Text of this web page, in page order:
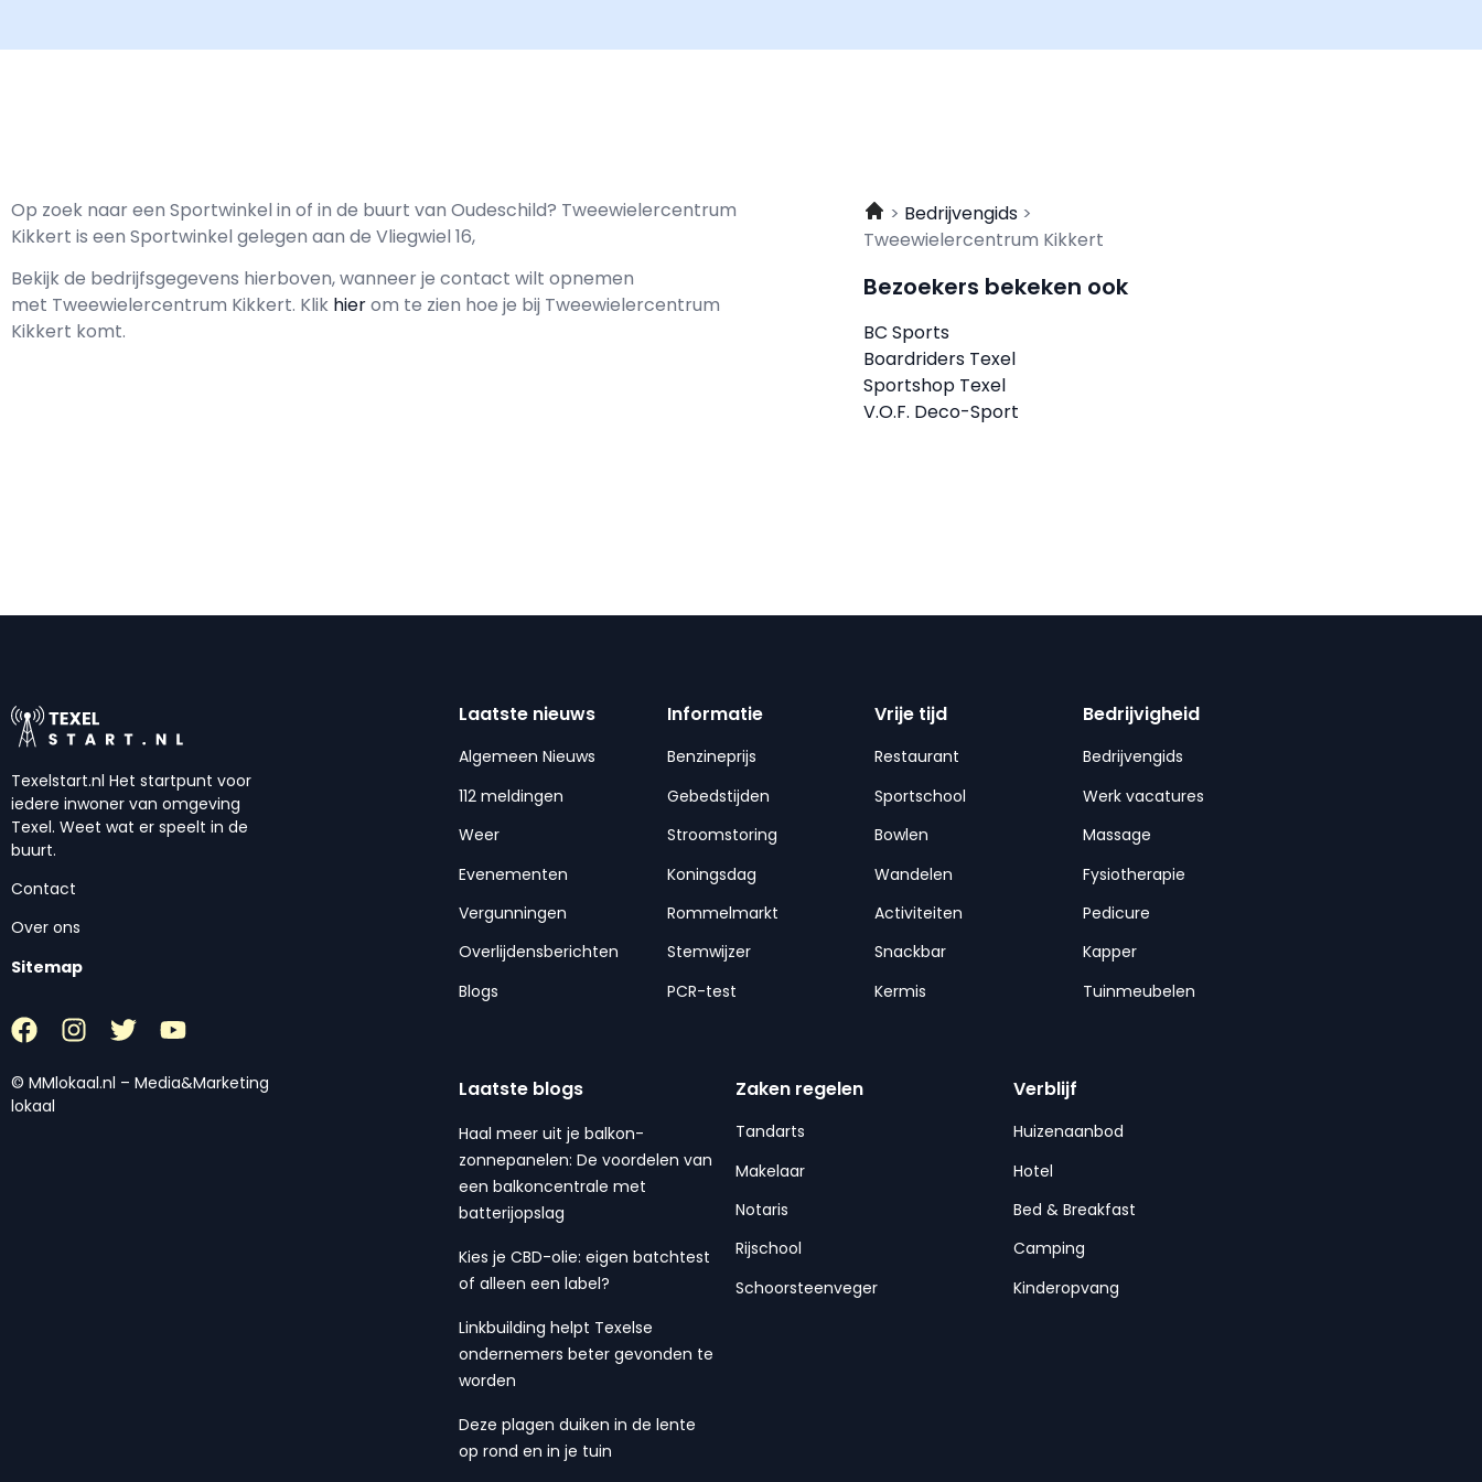
Op zoek naar een Sportwinkel in of in de buurt van Oudeschild? Tweewielercentrum
Kikkert is een Sportwinkel gelegen aan de Vliegwiel 16,
Bekijk de bedrijfsgegevens hierboven, wanneer je contact wilt opnemen
met Tweewielercentrum Kikkert. Klik hierom te zien hoe je bij Tweewielercentrum
Kikkert komt.
Bedrijvengids
Tweewielercentrum Kikkert
Bezoekers bekeken ook
BC Sports
Boardriders Texel
Sportshop Texel
V.O.F. Deco-Sport
Texelstart.nl Het startpunt voor
iedere inwoner van omgeving
Texel. Weet wat er speelt in de
buurt.
Contact
Over ons
Sitemap
© MMlokaal.nl – Media&Marketing
lokaal
Laatste nieuws
Algemeen Nieuws
112 meldingen
Weer
Evenementen
Vergunningen
Overlijdensberichten
Blogs
Informatie
Benzineprijs
Gebedstijden
Stroomstoring
Koningsdag
Rommelmarkt
Stemwijzer
PCR-test
Vrije tijd
Restaurant
Sportschool
Bowlen
Wandelen
Activiteiten
Snackbar
Kermis
Bedrijvigheid
Bedrijvengids
Werk vacatures
Massage
Fysiotherapie
Pedicure
Kapper
Tuinmeubelen
Laatste blogs
Haal meer uit je balkon-
zonnepanelen: De voordelen van
een balkoncentrale met
batterijopslag
Kies je CBD-olie: eigen batchtest
of alleen een label?
Linkbuilding helpt Texelse
ondernemers beter gevonden te
worden
Deze plagen duiken in de lente
op rond en in je tuin
Zaken regelen
Tandarts
Makelaar
Notaris
Rijschool
Schoorsteenveger
Verblijf
Huizenaanbod
Hotel
Bed & Breakfast
Camping
Kinderopvang